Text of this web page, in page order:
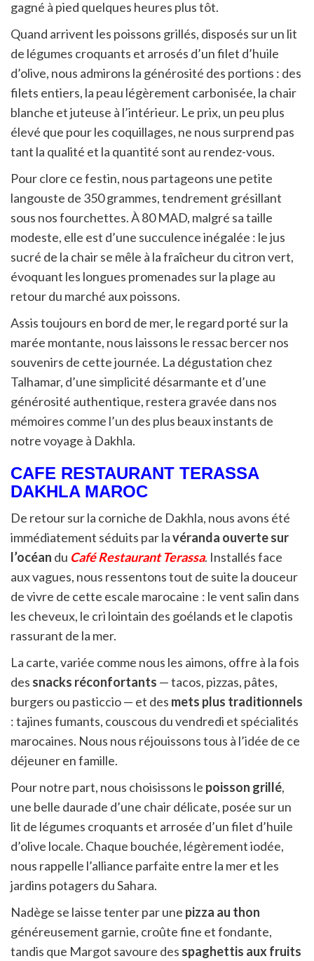
gagné à pied quelques heures plus tôt.
Quand arrivent les poissons grillés, disposés sur un lit
de légumes croquants et arrosés d’un filet d’huile
d’olive, nous admirons la générosité des portions : des
filets entiers, la peau légèrement carbonisée, la chair
blanche et juteuse à l’intérieur. Le prix, un peu plus
élevé que pour les coquillages, ne nous surprend pas
tant la qualité et la quantité sont au rendez-vous.
Pour clore ce festin, nous partageons une petite
langouste de 350 grammes, tendrement grésillant
sous nos fourchettes. À 80 MAD, malgré sa taille
modeste, elle est d’une succulence inégalée : le jus
sucré de la chair se mêle à la fraîcheur du citron vert,
évoquant les longues promenades sur la plage au
retour du marché aux poissons.
Assis toujours en bord de mer, le regard porté sur la
marée montante, nous laissons le ressac bercer nos
souvenirs de cette journée. La dégustation chez
Talhamar, d’une simplicité désarmante et d’une
générosité authentique, restera gravée dans nos
mémoires comme l’un des plus beaux instants de
notre voyage à Dakhla.
CAFE RESTAURANT TERASSA
DAKHLA MAROC
De retour sur la corniche de Dakhla, nous avons été
immédiatement séduits par lavéranda ouverte sur
l’océan du Café Restaurant Terassa. Installés face
aux vagues, nous ressentons tout de suite la douceur
de vivre de cette escale marocaine : le vent salin dans
les cheveux, le cri lointain des goélands et le clapotis
rassurant de la mer.
La carte, variée comme nous les aimons, offre à la fois
des snacks réconfortants — tacos, pizzas, pâtes,
burgers ou pasticcio — et des mets plus traditionnels
: tajines fumants, couscous du vendredi et spécialités
marocaines. Nous nous réjouissons tous à l’idée de ce
déjeuner en famille.
Pour notre part, nous choisissons le poisson grillé,
une belle daurade d’une chair délicate, posée sur un
lit de légumes croquants et arrosée d’un filet d’huile
d’olive locale. Chaque bouchée, légèrement iodée,
nous rappelle l’alliance parfaite entre la mer et les
jardins potagers du Sahara.
Nadège se laisse tenter par une pizza au thon
généreusement garnie, croûte fine et fondante,
tandis que Margot savoure des spaghettis aux fruits